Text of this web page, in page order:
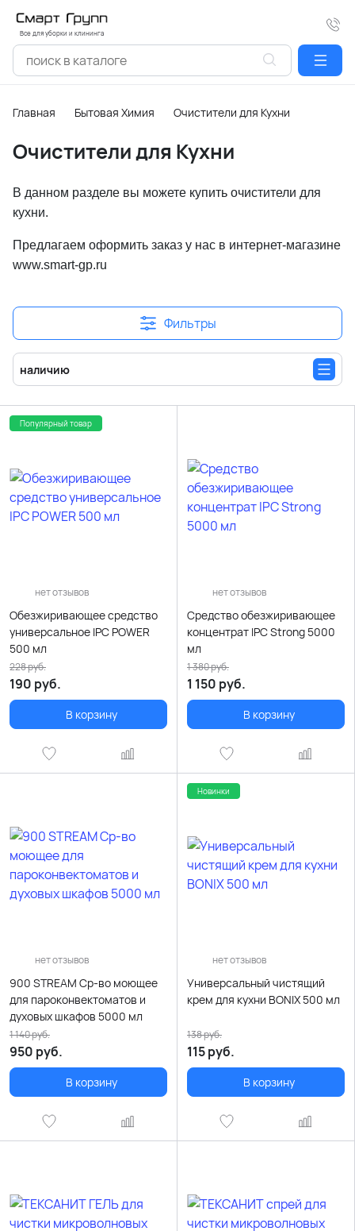
Все для уборки и клининга
Главная Бытовая Химия Очиcтители для Кухни
Очиcтители для Кухни
В данном разделе вы можете купить очистители для
кухни.
Предлагаем оформить заказ у нас в интернет-магазине
www.smart-gp.ru
Фильтры
наличию
Популярный товар
нет отзывов
Обезжиривающее средство
универсальное IPC POWER
500 мл
190 руб.
228руб.
В корзину
нет отзывов
Средство обезжиривающее
концентрат IPC Strong 5000
мл
1 150 руб.
1 380руб.
В корзину
нет отзывов
900 STREAM Ср-во моющее
для пароконвектоматов и
духовых шкафов 5000 мл
950 руб.
1 140руб.
В корзину
Новинки
нет отзывов
Универсальный чистящий
крем для кухни BONIX 500 мл
115руб.
138руб.
В корзину